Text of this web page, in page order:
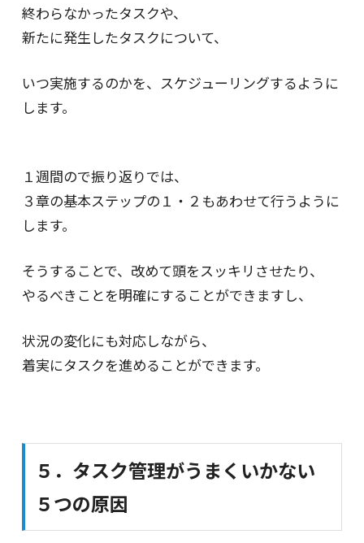
終わらなかったタスクや、
新たに発生したタスクについて、
いつ実施するのかを、スケジューリングするように
します。
１週間ので振り返りでは、
３章の基本ステップの１・２もあわせて行うように
します。
そうすることで、改めて頭をスッキリさせたり、
やるべきことを明確にすることができますし、
状況の変化にも対応しながら、
着実にタスクを進めることができます。
５．タスク管理がうまくいかない
５つの原因